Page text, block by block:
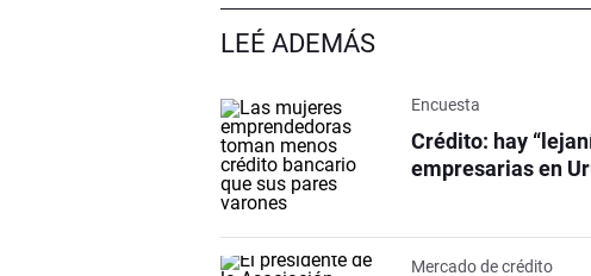
LEÉ ADEMÁS
Encuesta
Crédito: hay
empresarias en
Mercado de crédito